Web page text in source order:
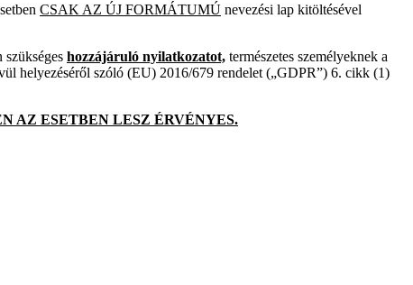
CSAK AZ ÚJ FORMÁTUMÚ nevezési lap kitöltésével
hozzájáruló nyilatkozatot, természetes személyeknek a
helyezéséről szóló (EU) 2016/679 rendelet („GDPR”) 6. cikk (1)
AZ ESETBEN LESZ ÉRVÉNYES.